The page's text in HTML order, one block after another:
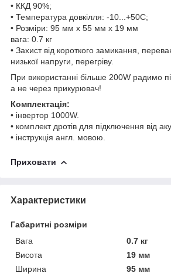
• ККД 90%;
• Температура довкілля: -10...+50С;
• Розміри: 95 мм х 55 мм х 19 мм
вага: 0.7 кг
• Захист від короткого замикання,
низької напруги, перегріву.
При використанні більше 200W радимо
а не через прикурювач!
Комплектація:
• інвертор 1000W.
• комплект дротів для підключення від
• інструкція англ. мовою.
Приховати
Характеристики
Габаритні розміри
Вага
0.7 кг
Висота
19 мм
Ширина
95 мм